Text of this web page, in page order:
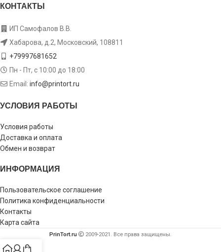
КОНТАКТЫ
ИП Самофалов В.В.
Хабарова, д.2, Московский, 108811
+79997681652
Пн - Пт, с 10:00 до 18:00
Email: info@printort.ru
УСЛОВИЯ РАБОТЫ
Условия работы
Доставка и оплата
Обмен и возврат
ИНФОРМАЦИЯ
Пользовательское соглашение
Политика конфиденциальности
Контакты
Карта сайта
PrinTort.ru 2009-2021. Все права защищены.